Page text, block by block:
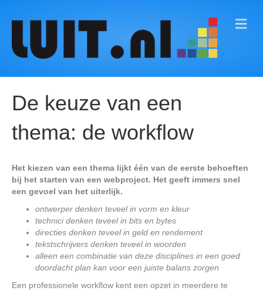
M
E
De keuze van een
thema: de workflow
Het kiezen van een thema lijkt één van de eerste behoeften
bij het starten van een webproject. Het geeft immers snel
een gevoel van het uiterlijk.
ontwerper denken teveel in vorm en kleur
technici denken teveel in bits en bytes
directies denken teveel in geld en rendement
tekstschrijvers denken teveel in woorden
alleen een combinatie van deze disciplines in een goed
doordacht plan kan voor een juiste balans zorgen
Een professionele workflow kent een opzet in meerdere te